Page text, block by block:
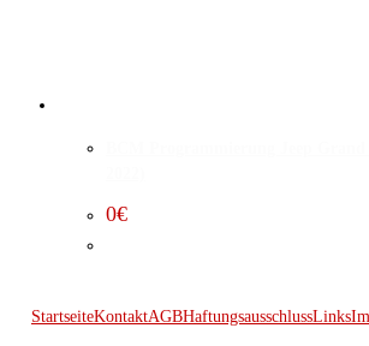
0€
StartseiteKontaktAGBHaftungsausschlussLinks